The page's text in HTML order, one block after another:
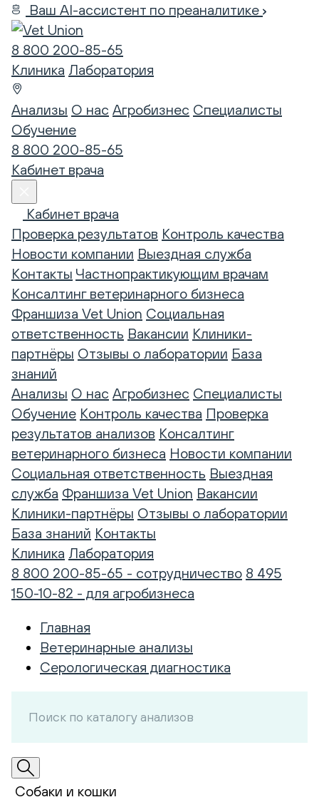
Ваш AI-ассистент по преаналитике
8 800 200-85-65
Клиника Лаборатория
Анализы О нас Агробизнес Специалисты
Обучение
8 800 200-85-65
Кабинет врача
Кабинет врача
Проверка результатов Контроль качества
Новости компании Выездная служба
Контакты Частнопрактикующим врачам
Консалтинг ветеринарного бизнеса
Франшиза Vet Union Социальная
ответственность Вакансии Клиники-
партнёры Отзывы о лаборатории База
знаний
Анализы О нас Агробизнес Специалисты
Обучение Контроль качества Проверка
результатов анализов Консалтинг
ветеринарного бизнеса Новости компании
Социальная ответственность Выездная
служба Франшиза Vet Union Вакансии
Клиники-партнёры Отзывы о лаборатории
База знаний Контакты
Клиника Лаборатория
8 800 200-85-65 - сотрудничество 8 495
150-10-82 - для агробизнеса
Главная
Ветеринарные анализы
Серологическая диагностика
Собаки и кошки